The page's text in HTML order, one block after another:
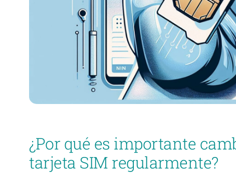
¿Por qué es importante
tarjeta SIM regularmente?